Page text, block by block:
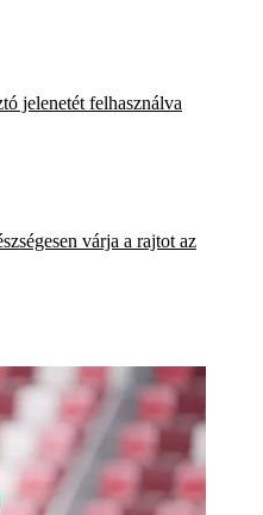
jelenetét felhasználva
várja a rajtot az